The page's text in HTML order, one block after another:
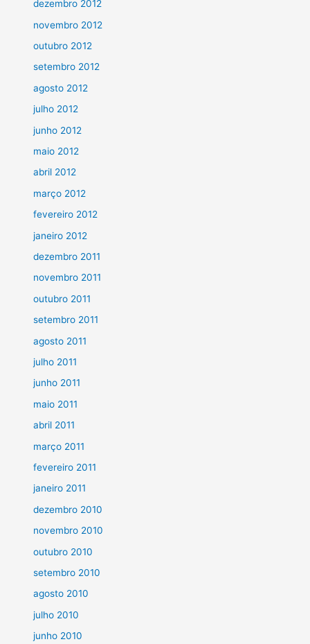
dezembro 2012
novembro 2012
outubro 2012
setembro 2012
agosto 2012
julho 2012
junho 2012
maio 2012
abril 2012
março 2012
fevereiro 2012
janeiro 2012
dezembro 2011
novembro 2011
outubro 2011
setembro 2011
agosto 2011
julho 2011
junho 2011
maio 2011
abril 2011
março 2011
fevereiro 2011
janeiro 2011
dezembro 2010
novembro 2010
outubro 2010
setembro 2010
agosto 2010
julho 2010
junho 2010